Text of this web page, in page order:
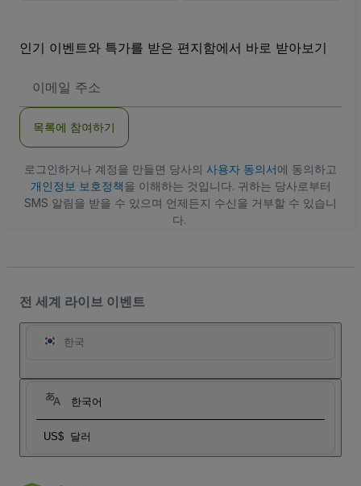
인기 이벤트와 특가를 받은 편지함에서 바로 받아보기
메
소
목록에 참여하기
로그인하거나 계정을 만들면 당사의 사용자 동의서에 동의하고
개인정보 보호정책을 이해하는 것입니다. 귀하는 당사로부터
SMS 알림을 받을 수 있으며 언제든지 수신을 거부할 수 있습니
다.
전 세계 라이브 이벤트
한국
한국어
US$ 달러